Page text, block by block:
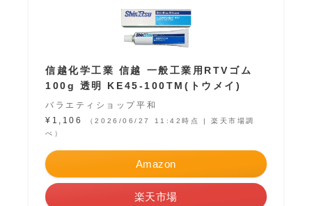
信越化学工業 信越 一般工業用RTVゴム
100g 透明 KE45-100TM(トウメイ)
バラエティショップ平和
¥1,106
（2026/06/27 11:42時点 | 楽天市場調
べ）
Amazon
楽天市場